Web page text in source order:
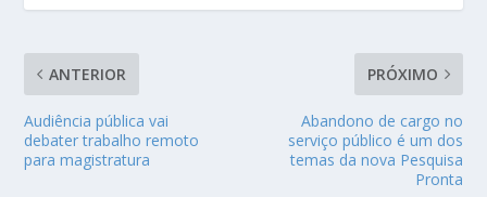
ANTERIOR
Audiência pública vai
debater trabalho remoto
para magistratura
PRÓXIMO
Abandono de cargo no
serviço público é um dos
temas da nova Pesquisa
Pronta